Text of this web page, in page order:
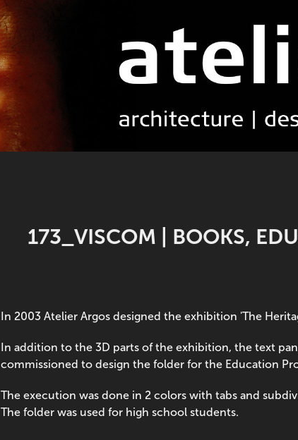
173_VISCOM | BOOKS,
In 2003 Atelier Argos designed the exhibition 'The
In addition to the 3D parts of the exhibition, the text
commissioned to design the folder for the Education
The execution was done in 2 colors with tabs and
The folder was used for high school students.